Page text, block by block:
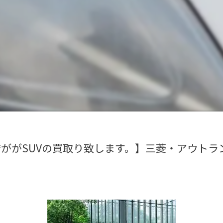
がSUVの買取り致します。】三菱・アウトラ